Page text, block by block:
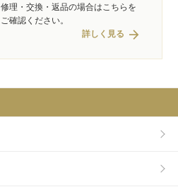
修理・交換・返品の場合はこちらを
ご確認ください。
詳しく見る arrow_forward